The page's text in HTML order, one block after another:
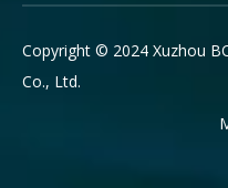
Copyright © 2024 Xuzhou
Co., Ltd.